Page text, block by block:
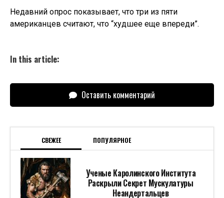
Недавний опрос показывает, что три из пяти
американцев считают, что “худшее еще впереди”.
In this article:
Оставить комментарий
СВЕЖЕЕ ПОПУЛЯРНОЕ
Ученые Каролинского Института
Раскрыли Секрет Мускулатуры
Неандертальцев